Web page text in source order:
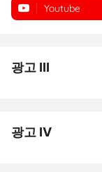
Youtube
광고 III
광고 IV